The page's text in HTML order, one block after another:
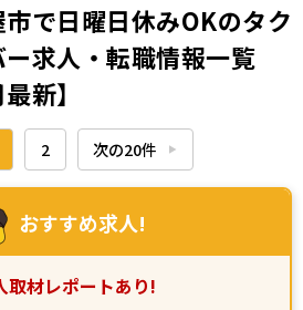
で日曜日休みOKのタク
求人・転職情報一覧
新】
2 次の20件 ▶︎
おすすめ求人!
取材レポートあり!